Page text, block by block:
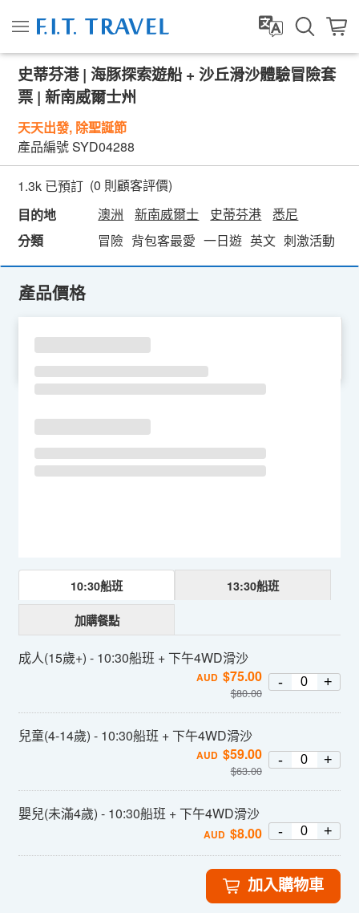
史蒂芬港 | 海豚探索遊船 + 沙丘滑沙體驗冒險套
票 | 新南威爾士州
天天出發, 除聖誕節
產品編號SYD04288
1.3k 已預訂 (0 則顧客評價)
目的地
澳洲 新南威爾士 史蒂芬港
悉尼
分類
冒險 背包客最愛 一日遊 英文 刺激活動
產品價格
10:30船班 13:30船班
加購餐點
成人(15歲+) - 10:30船班 + 下午4WD滑沙
AUD $75.00
$80.00
- +
兒童(4-14歲) - 10:30船班 + 下午4WD滑沙
AUD $59.00
$63.00
- +
嬰兒(未滿4歲) - 10:30船班 + 下午4WD滑沙
AUD $8.00 - +
加入購物車